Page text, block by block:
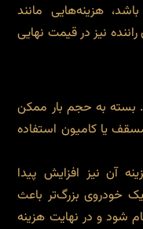
هزینه‌هایی مانند
نیز در قیمت نهایی
بسته به حجم بار ممکن
یا کامیون استفاده
آن نیز افزایش پیدا
خودروی بزرگ‌تر باعث
شود و در نهایت هزینه